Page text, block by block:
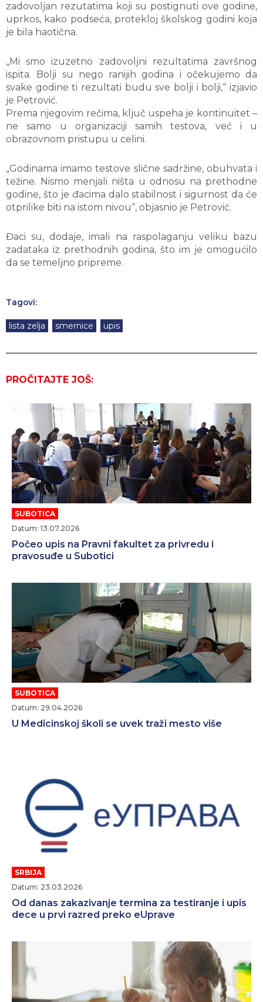
zadovoljan rezutatima koji su postignuti ove godine,
uprkos, kako podseća, protekloj školskog godini koja
je bila haotična.
„Mi smo izuzetno zadovoljni rezultatima završnog
ispita. Bolji su nego ranijih godina i očekujemo da
svake godine ti rezultati budu sve bolji i bolji,“ izjavio
je Petrović.
Prema njegovim rečima, ključ uspeha je kontinuitet –
ne samo u organizaciji samih testova, već i u
obrazovnom pristupu u celini.
„Godinama imamo testove slične sadržine, obuhvata i
težine. Nismo menjali ništa u odnosu na prethodne
godine, što je đacima dalo stabilnost i sigurnost da će
otprilike biti na istom nivou“, objasnio je Petrović.
Đaci su, dodaje, imali na raspolaganju veliku bazu
zadataka iz prethodnih godina, što im je omogućilo
da se temeljno pripreme.
Tagovi:
lista zelja smernice upis
PROČITAJTE JOŠ:
SUBOTICA
Datum: 13.07.2026
Počeo upis na Pravni fakultet za privredu i
pravosuđe u Subotici
SUBOTICA
Datum: 29.04.2026
U Medicinskoj školi se uvek traži mesto više
SRBIJA
Datum: 23.03.2026
Od danas zakazivanjе tеrmina za tеstiranjе i upis
dеcе u prvi razrеd prеko еUpravе